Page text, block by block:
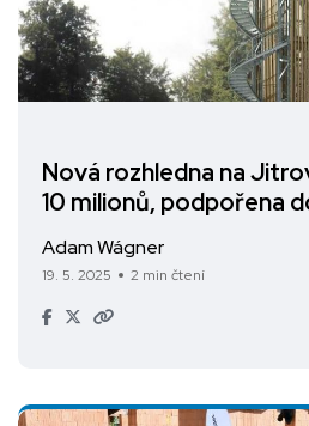
Nová rozhledna na
10 milionů, podpořena
Adam Wágner
19. 5. 2025 2 min čtení